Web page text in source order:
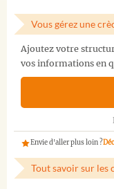
Vous gérez une
Ajoutez votre
vos informations en
Envie d'aller plus loin ?
Tout savoir sur les